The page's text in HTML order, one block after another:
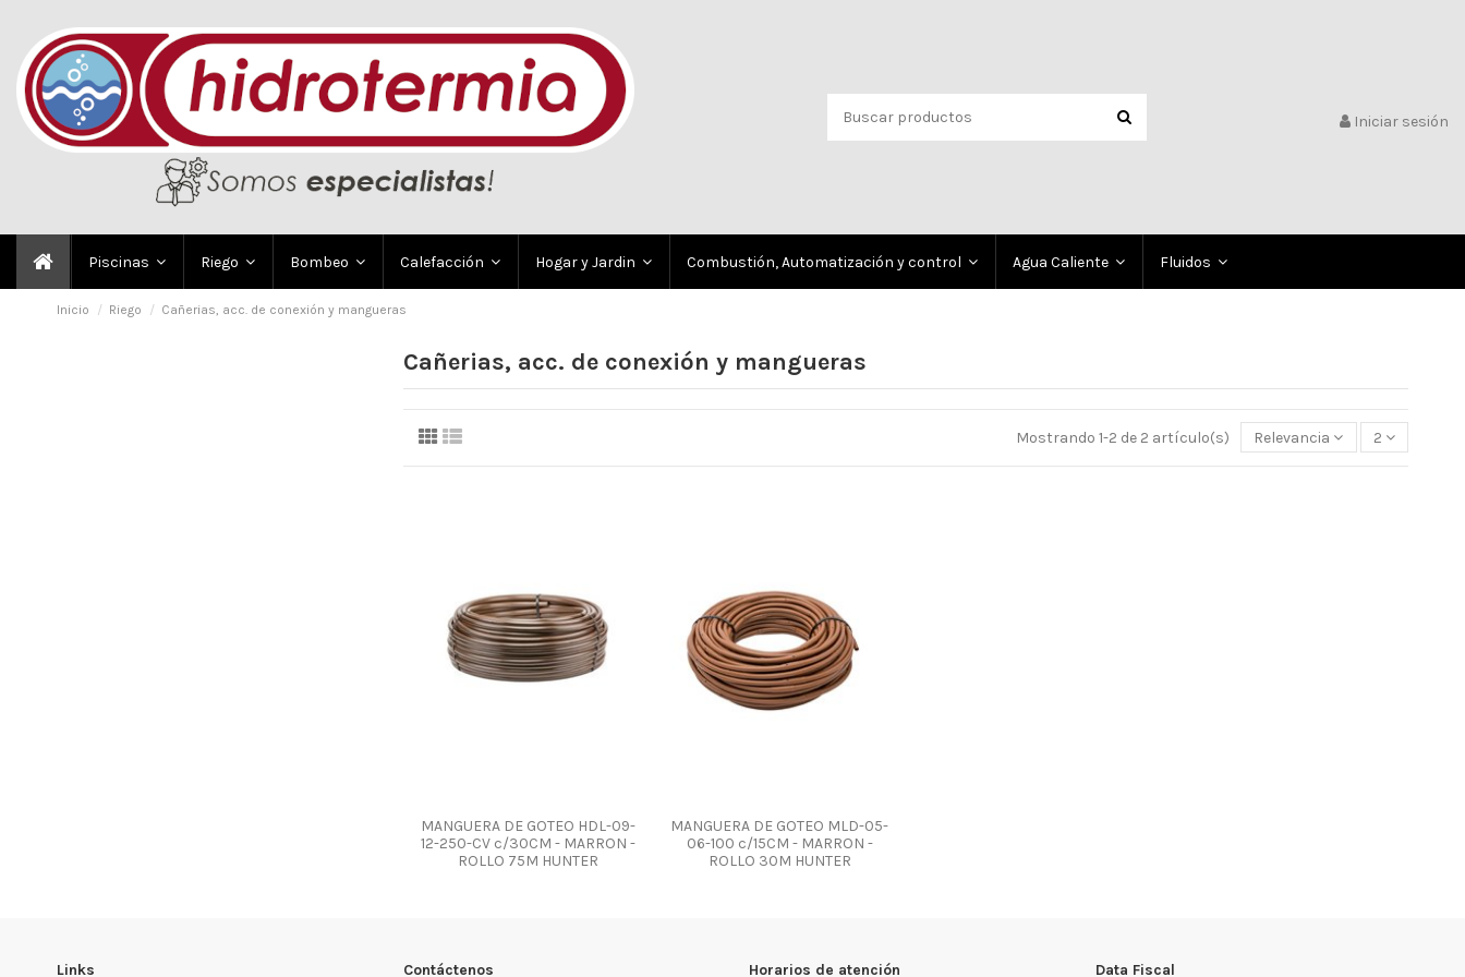
Iniciar sesión
Piscinas Riego Bombeo Calefacción Hogar y Jardin Combustión, Automatización y control Agua Caliente Fluidos
Inicio Riego Cañerias, acc. de conexión y mangueras
Cañerias, acc. de conexión y mangueras
Mostrando 1-2 de 2 artículo(s) Relevancia 2
MANGUERA DE GOTEO HDL-09-
12-250-CV c/30CM - MARRON -
ROLLO 75M HUNTER
MANGUERA DE GOTEO MLD-05-
06-100 c/15CM - MARRON -
ROLLO 30M HUNTER
Links Contáctenos Horarios de atención Data Fiscal